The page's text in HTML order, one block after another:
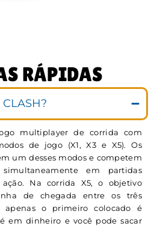
RÁPIDAS
multiplayer de corrida com
de jogo (X1, X3 e X5). Os
um desses modos e competem
em partidas
Na corrida X5, o objetivo
de chegada entre os três
apenas o primeiro colocado é
em dinheiro e você pode sacar